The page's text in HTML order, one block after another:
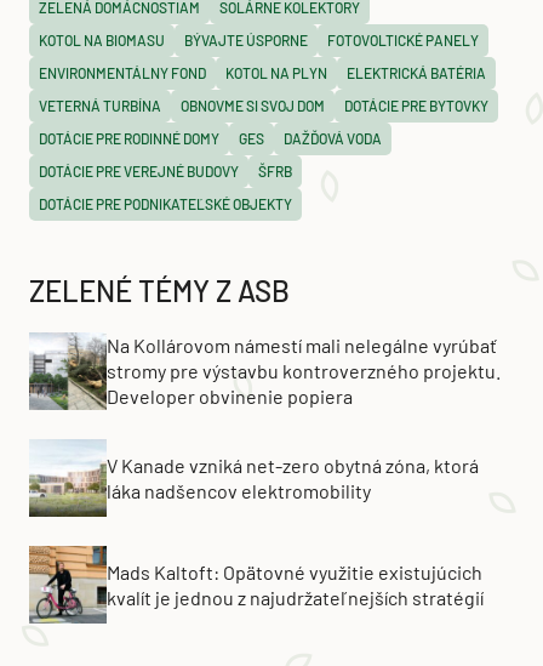
ZELENÁ DOMÁCNOSTIAM
SOLÁRNE KOLEKTORY
KOTOL NA BIOMASU
BÝVAJTE ÚSPORNE
FOTOVOLTICKÉ PANELY
ENVIRONMENTÁLNY FOND
KOTOL NA PLYN
ELEKTRICKÁ BATÉRIA
VETERNÁ TURBÍNA
OBNOVME SI SVOJ DOM
DOTÁCIE PRE BYTOVKY
DOTÁCIE PRE RODINNÉ DOMY
GES
DAŽĎOVÁ VODA
DOTÁCIE PRE VEREJNÉ BUDOVY
ŠFRB
DOTÁCIE PRE PODNIKATEĽSKÉ OBJEKTY
ZELENÉ TÉMY Z ASB
Na Kollárovom námestí mali nelegálne vyrúbať
stromy pre výstavbu kontroverzného projektu.
Developer obvinenie popiera
V Kanade vzniká net-zero obytná zóna, ktorá
láka nadšencov elektromobility
Mads Kaltoft: Opätovné využitie existujúcich
kvalít je jednou z najudržateľnejších stratégií